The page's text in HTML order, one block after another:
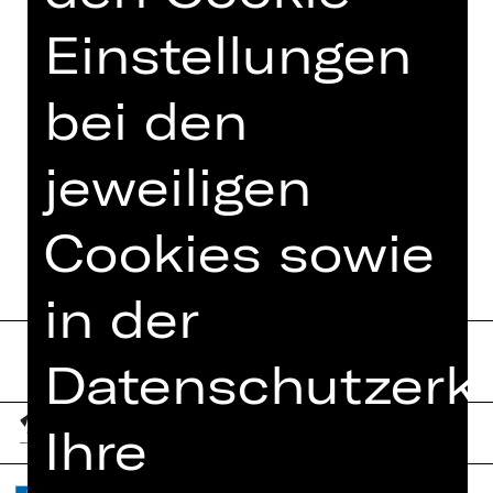
Foto © Ludwig Olah
TERMINE UND BESETZUNG
Einstellungen
bei den
jeweiligen
Cookies sowie
in der
Ihre